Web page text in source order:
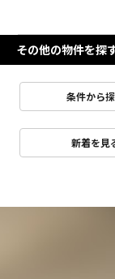
その他の物件を探
条件から
新着を見